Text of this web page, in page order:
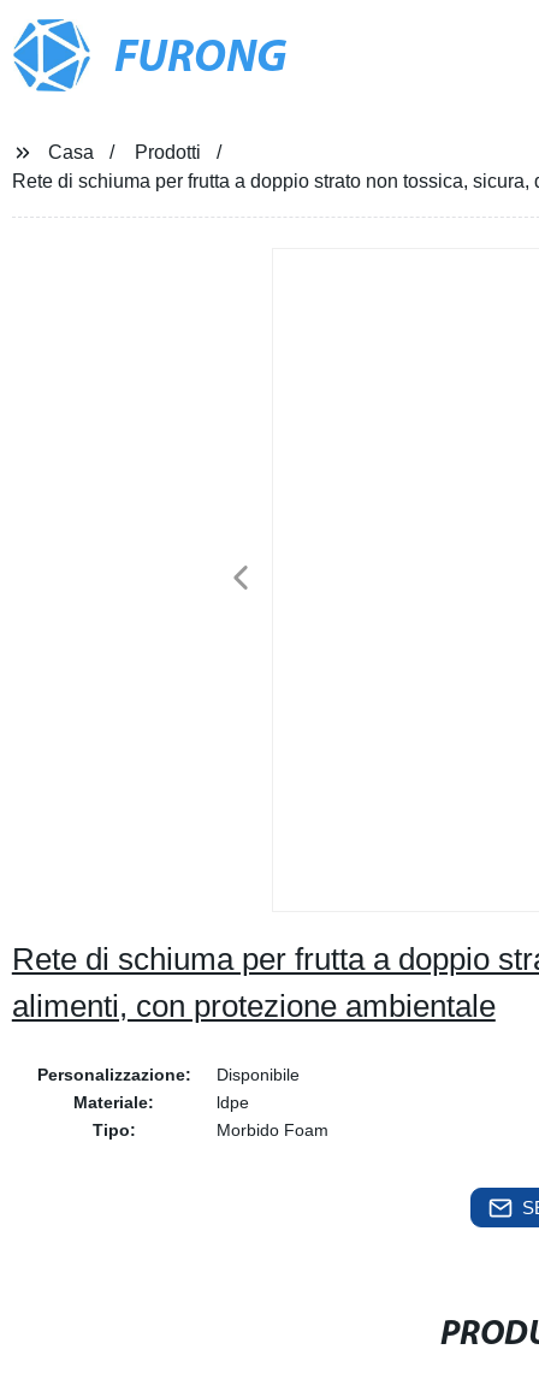
FURONG
Casa
Prodotti
Rete di schiuma per frutta a doppio strato non tossica,
Rete di schiuma per frutta a doppio
alimenti, con protezione ambientale
Personalizzazione:
Disponibile
Materiale:
ldpe
Tipo:
Morbido Foam